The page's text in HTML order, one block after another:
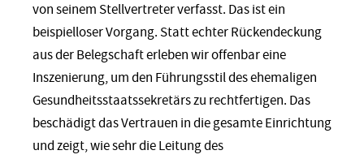
von seinem Stellvertreter verfasst. Das ist ein
beispielloser Vorgang. Statt echter Rückendeckung
aus der Belegschaft erleben wir offenbar eine
Inszenierung, um den Führungsstil des ehemaligen
Gesundheitsstaatssekretärs zu rechtfertigen. Das
beschädigt das Vertrauen in die gesamte Einrichtung
und zeigt, wie sehr die Leitung des